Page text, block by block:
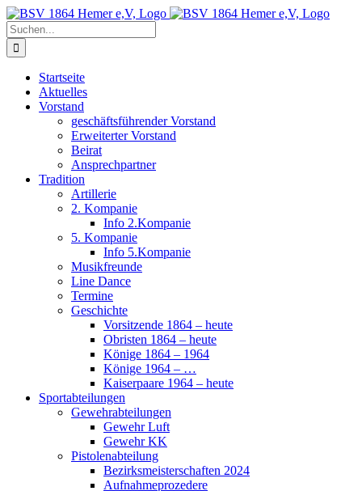
Zum
Inhalt
springen
Suche
nach:
Startseite
Aktuelles
Vorstand
geschäftsführender Vorstand
Erweiterter Vorstand
Beirat
Ansprechpartner
Tradition
Artillerie
2. Kompanie
Info 2.Kompanie
5. Kompanie
Info 5.Kompanie
Musikfreunde
Line Dance
Termine
Geschichte
Vorsitzende 1864 – heute
Obristen 1864 – heute
Könige 1864 – 1964
Könige 1964 – …
Kaiserpaare 1964 – heute
Sportabteilungen
Gewehrabteilungen
Gewehr Luft
Gewehr KK
Pistolenabteilung
Bezirksmeisterschaften 2024
Aufnahmeprozedere